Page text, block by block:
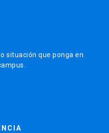
situación que ponga en